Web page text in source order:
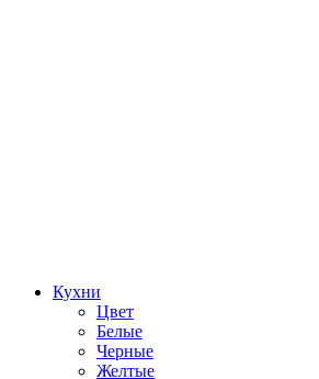
Кухни
Цвет
Белые
Черные
Желтые